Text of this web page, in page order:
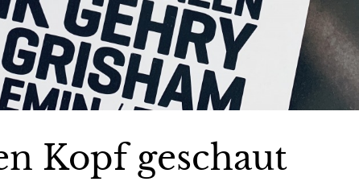
Kopf geschaut